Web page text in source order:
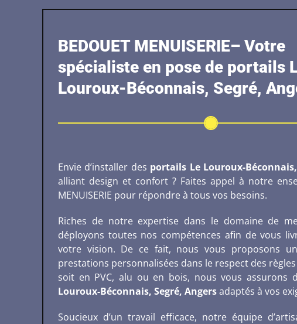
BEDOUET MENUISERIE– Votre
spécialiste en pose de portails
Louroux-Béconnais, Segré,
Envie d’installer des portails Le Louroux-
alliant design et confort ? Faites appel à notre
MENUISERIE pour répondre à tous vos besoins.
Riches de notre expertise dans le domaine de
déployons toutes nos compétences afin de vous
votre vision. De ce fait, nous vous proposons
prestations personnalisées dans le respect des règles
soit en PVC, alu ou en bois, nous vous assurons
Louroux-Béconnais, Segré, Angersadaptés à vos
Soucieux d’un travail efficace, notre équipe